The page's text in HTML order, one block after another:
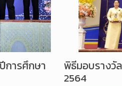
การศึกษา
พิธีมอบรางวั
2564